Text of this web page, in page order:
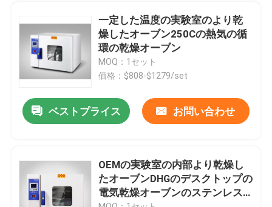
お問い合わせ
すべての場合
実験室のより乾燥したオーブン
工業用乾燥オーブン
一定した温度の実験室のより乾
燥したオーブン250Cの熱気の循
環の乾燥オーブン
MOQ：1セット
価格：$808-$1279/set
ベストプライス お問い合わせ
OEMの実験室の内部より乾燥し
たオーブンDHGのデスクトップの
電気乾燥オーブンのステンレス